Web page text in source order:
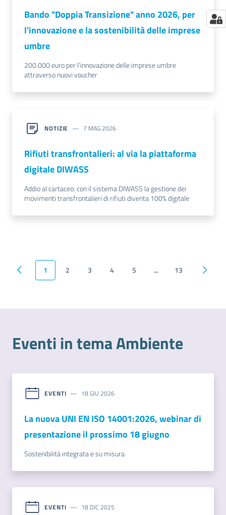
Bando "Doppia Transizione" anno 2026, per
l'innovazione e la sostenibilità delle imprese
umbre
200.000 euro per l'innovazione delle imprese umbre
attraverso nuovi voucher
NOTIZIE 7 MAG 2026
Rifiuti transfrontalieri: al via la piattaforma
digitale DIWASS
Addio al cartaceo: con il sistema DIWASS la gestione dei
movimenti transfrontalieri di rifiuti diventa 100% digitale
Pagina precedente
1 2 3 4 5 ...Pagina successiva
13
Eventi in tema Ambiente
EVENTI 18 GIU 2026
La nuova UNI EN ISO 14001:2026, webinar di
presentazione il prossimo 18 giugno
Sostenibilità integrata e su misura
EVENTI 18 DIC 2025